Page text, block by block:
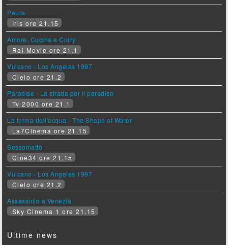
Paura
Iris ore 21.15
Amore, Cucina e Curry
Rai Movie ore 21.1
Vulcano - Los Angeles 1997
Cielo ore 21.2
Paradise - La strada per il paradiso
Tv 2000 ore 21.1
La forma dell'acqua - The Shape of Water
La7Cinema ore 21.15
Sessomatto
Cine34 ore 21.15
Vulcano - Los Angeles 1997
Cielo ore 21.2
Assassinio a Venezia
Sky Cinema 1 ore 21.15
Ultime news